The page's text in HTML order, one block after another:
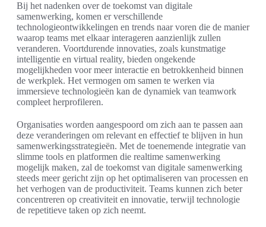
Bij het nadenken over de toekomst van digitale
samenwerking, komen er verschillende
technologieontwikkelingen en trends naar voren die de manier
waarop teams met elkaar interageren aanzienlijk zullen
veranderen. Voortdurende innovaties, zoals kunstmatige
intelligentie en virtual reality, bieden ongekende
mogelijkheden voor meer interactie en betrokkenheid binnen
de werkplek. Het vermogen om samen te werken via
immersieve technologieën kan de dynamiek van teamwork
compleet herprofileren.
Organisaties worden aangespoord om zich aan te passen aan
deze veranderingen om relevant en effectief te blijven in hun
samenwerkingsstrategieën. Met de toenemende integratie van
slimme tools en platformen die realtime samenwerking
mogelijk maken, zal de toekomst van digitale samenwerking
steeds meer gericht zijn op het optimaliseren van processen en
het verhogen van de productiviteit. Teams kunnen zich beter
concentreren op creativiteit en innovatie, terwijl technologie
de repetitieve taken op zich neemt.